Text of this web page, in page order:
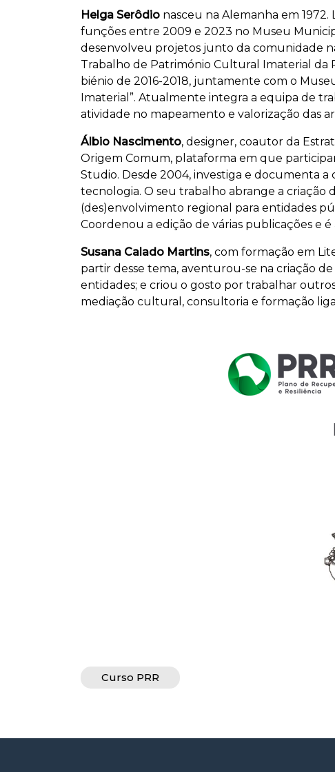
Helga Serôdio nasceu na Alemanha em
funções entre 2009 e 2023 no Museu
desenvolveu projetos junto da comunidade
Trabalho de Património Cultural Imaterial da
biénio de 2016-2018, juntamente com o
Imaterial”. Atualmente integra a equipa de
atividade no mapeamento e valorização das
Álbio Nascimento, designer, coautor da
Origem Comum, plataforma em que
Studio. Desde 2004, investiga e documenta
tecnologia. O seu trabalho abrange a criação
(des)envolvimento regional para entidades
Coordenou a edição de várias publicações e
Susana Calado Martins, com formação em
partir desse tema, aventurou-se na criação
entidades; e criou o gosto por trabalhar
mediação cultural, consultoria e formação
Curso PRR